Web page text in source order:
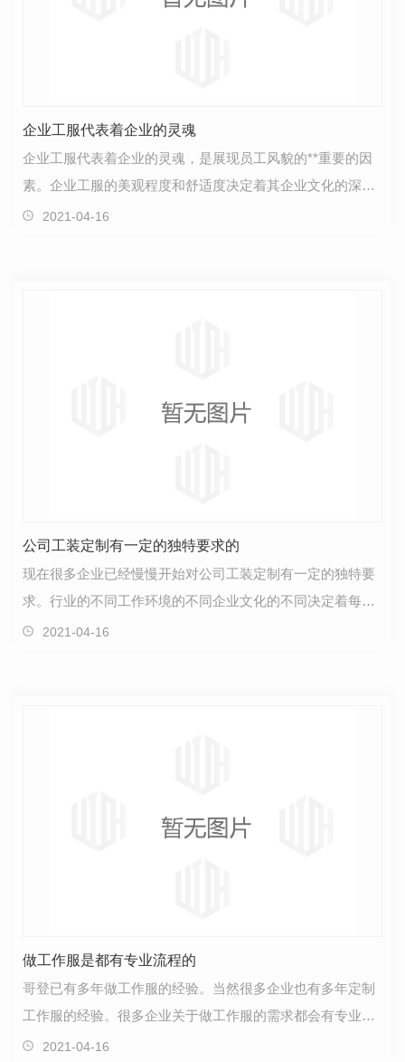
企业工服代表着企业的灵魂
企业工服代表着企业的灵魂，是展现员工风貌的**重要的因
素。企业工服的美观程度和舒适度决定着其企业文化的深度
和员工工作时的活力。现在很多企业已经越来越重视员…
2021-04-16
公司工装定制有一定的独特要求的
现在很多企业已经慢慢开始对公司工装定制有一定的独特要
求。行业的不同工作环境的不同企业文化的不同决定着每个
公司的服装也会有所不同。哥登公司工装定制。欢迎您…
2021-04-16
做工作服是都有专业流程的
哥登已有多年做工作服的经验。当然很多企业也有多年定制
工作服的经验。很多企业关于做工作服的需求都会有专业流
程。比如先需要开发部门寻找供应商，然后上交给采购…
2021-04-16